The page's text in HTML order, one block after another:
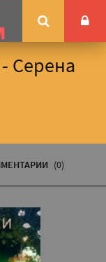
Серена
(0)